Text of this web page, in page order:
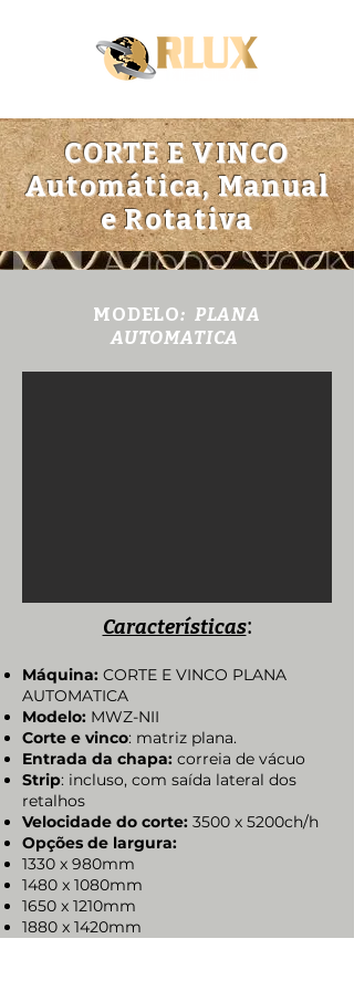
CORTE E VINCO
Automática, Manual
e Rotativa
MODELO: PLANA
AUTOMATICA
Características:
Máquina: CORTE E VINCO PLANA
AUTOMATICA
Modelo: MWZ-NII
Corte e vinco: matriz plana.
Entrada da chapa: correia de vácuo
Strip: incluso, com saída lateral dos
retalhos
Velocidade do corte: 3500 x 5200ch/h
Opções de largura:
1330 x 980mm
1480 x 1080mm
1650 x 1210mm
1880 x 1420mm